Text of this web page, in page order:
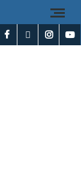
visita de León XIV